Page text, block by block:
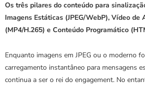
Os três pilares do conteúdo para
Imagens Estáticas (JPEG/WebP), Vídeo de
(MP4/H.265) e Conteúdo Programático
Enquanto imagens em JPEG ou o moderno
carregamento instantâneo para mensagens
continua a ser o rei do engagement. No